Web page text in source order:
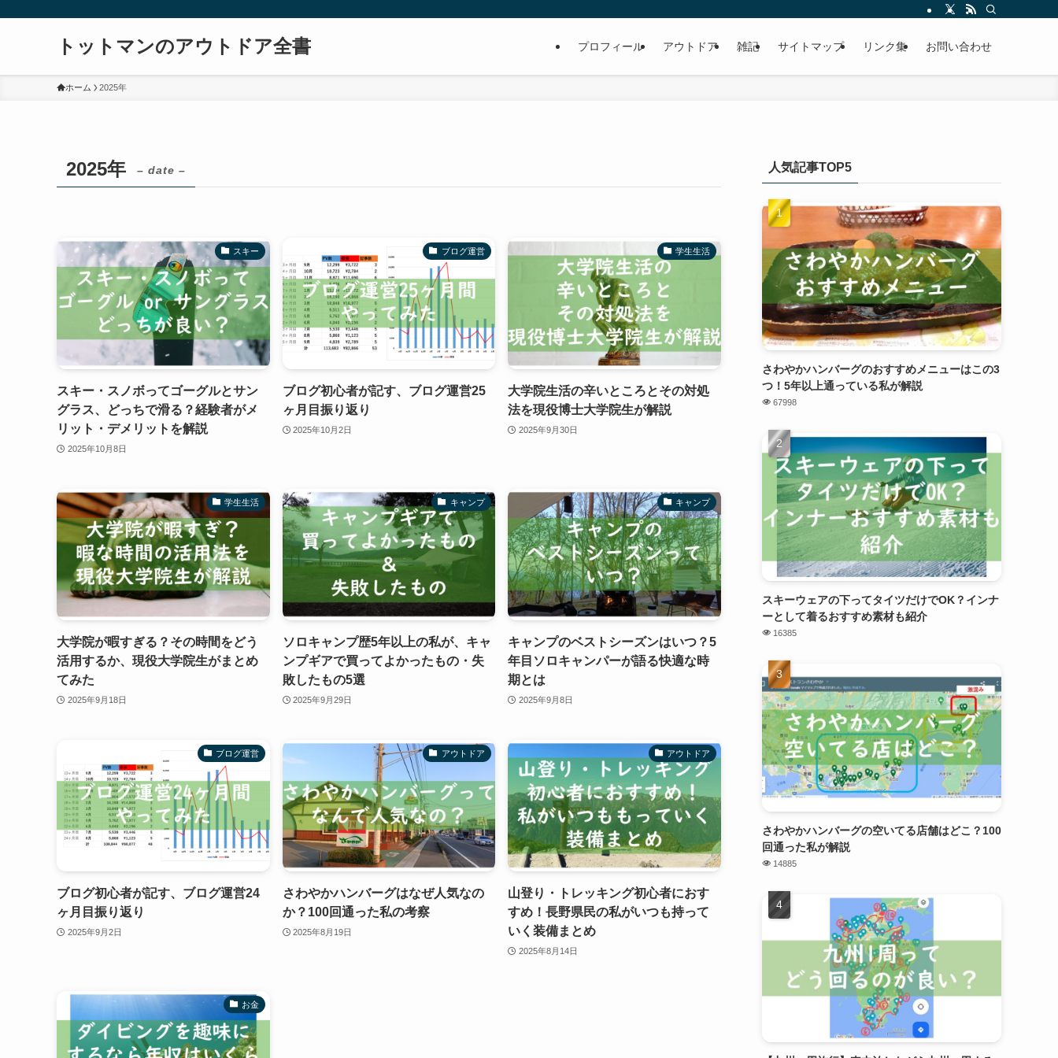
トットマンのアウトドア全書 プロフィール アウトドア 雑記 サイトマップ リンク集 お問い合わせ
ホーム 2025年
2025年 – date –
スキー
スキー・スノボってゴーグルとサン
グラス、どっちで滑る？経験者がメ
リット・デメリットを解説
2025年10月8日
ブログ運営
ブログ初心者が記す、ブログ運営25
ヶ月目振り返り
2025年10月2日
学生生活
大学院生活の辛いところとその対処
法を現役博士大学院生が解説
2025年9月30日
学生生活
大学院が暇すぎる？その時間をどう
活用するか、現役大学院生がまとめ
てみた
2025年9月18日
キャンプ
ソロキャンプ歴5年以上の私が、キャ
ンプギアで買ってよかったもの・失
敗したもの5選
2025年9月29日
キャンプ
キャンプのベストシーズンはいつ？5
年目ソロキャンパーが語る快適な時
期とは
2025年9月8日
ブログ運営
ブログ初心者が記す、ブログ運営24
ヶ月目振り返り
2025年9月2日
アウトドア
さわやかハンバーグはなぜ人気なの
か？100回通った私の考察
2025年8月19日
アウトドア
山登り・トレッキング初心者におす
すめ！長野県民の私がいつも持って
いく装備まとめ
2025年8月14日
お金
人気記事TOP5
さわやかハンバーグのおすすめメニューはこの3
つ！5年以上通っている私が解説
67998
スキーウェアの下ってタイツだけでOK？インナ
ーとして着るおすすめ素材も紹介
16385
さわやかハンバーグの空いてる店舗はどこ？100
回通った私が解説
14885